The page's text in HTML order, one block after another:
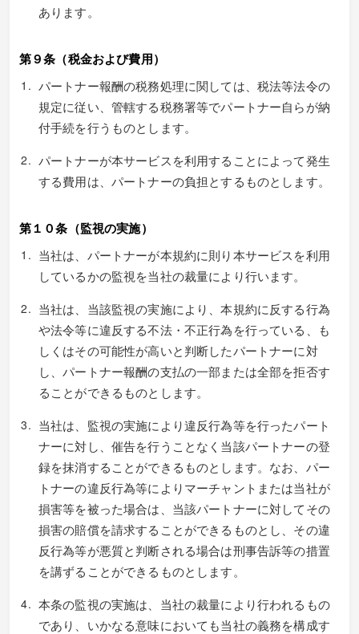
あります。
第９条（税金および費用）
パートナー報酬の税務処理に関しては、税法等法令の
規定に従い、管轄する税務署等でパートナー自らが納
付手続を行うものとします。
パートナーが本サービスを利用することによって発生
する費用は、パートナーの負担とするものとします。
第１０条（監視の実施）
当社は、パートナーが本規約に則り本サービスを利用
しているかの監視を当社の裁量により行います。
当社は、当該監視の実施により、本規約に反する行為
や法令等に違反する不法・不正行為を行っている、も
しくはその可能性が高いと判断したパートナーに対
し、パートナー報酬の支払の一部または全部を拒否す
ることができるものとします。
当社は、監視の実施により違反行為等を行ったパート
ナーに対し、催告を行うことなく当該パートナーの登
録を抹消することができるものとします。なお、パー
トナーの違反行為等によりマーチャントまたは当社が
損害等を被った場合は、当該パートナーに対してその
損害の賠償を請求することができるものとし、その違
反行為等が悪質と判断される場合は刑事告訴等の措置
を講ずることができるものとします。
本条の監視の実施は、当社の裁量により行われるもの
であり、いかなる意味においても当社の義務を構成す